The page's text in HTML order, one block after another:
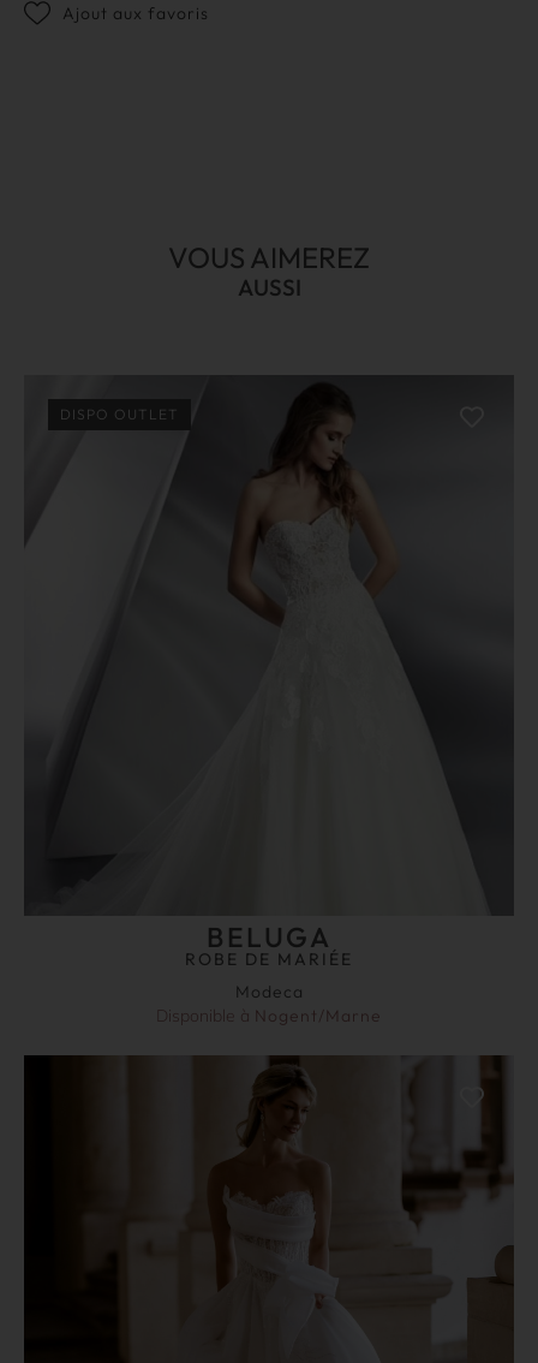
Ajout aux favoris
VOUS AIMEREZ
AUSSI
DISPO OUTLET
BELUGA
ROBE DE MARIÉE
Modeca
Disponible à Nogent/Marne